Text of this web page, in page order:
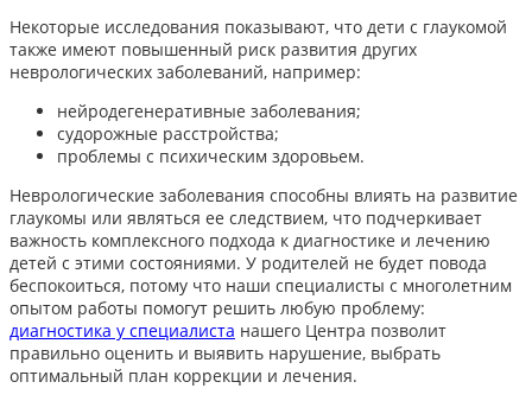
Некоторые исследования показывают, что дети с глаукомой
также имеют повышенный риск развития других
неврологических заболеваний, например:
нейродегенеративные заболевания;
судорожные расстройства;
проблемы с психическим здоровьем.
Неврологические заболевания способны влиять на развитие
глаукомы или являться ее следствием, что подчеркивает
важность комплексного подхода к диагностике и лечению
детей с этими состояниями. У родителей не будет повода
беспокоиться, потому что наши специалисты с многолетним
опытом работы помогут решить любую проблему:
диагностика у специалиста нашего Центра позволит
правильно оценить и выявить нарушение, выбрать
оптимальный план коррекции и лечения.